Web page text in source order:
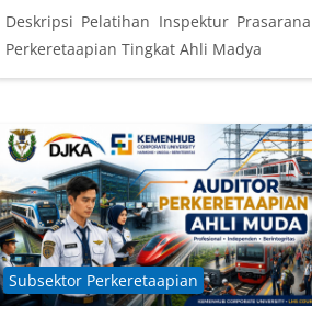
Deskripsi Pelatihan Inspektur Prasarana
Perkeretaapian Tingkat Ahli Madya
Course category
Subsektor Perkeretaapian